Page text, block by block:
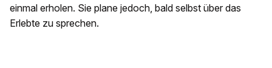
einmal erholen. Sie plane jedoch, bald selbst über das
Erlebte zu sprechen.